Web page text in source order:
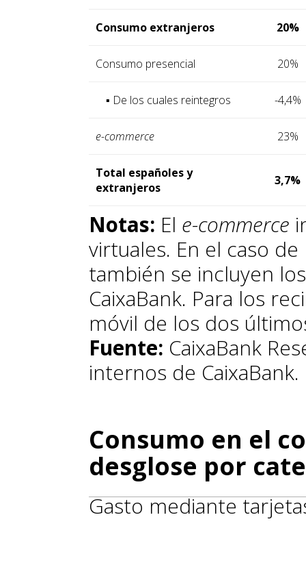
Consumo extranjeros 20%
Consumo presencial 20%
▪ De los cuales reintegros -4,4%
e-commerce 23%
Total españoles y
extranjeros
3,7%
Notas: El e-commerce
virtuales. En el caso
también se incluyen
CaixaBank. Para los
móvil de los dos
Fuente: CaixaBank
internos de CaixaBank.
Consumo en el
desglose por
Gasto mediante